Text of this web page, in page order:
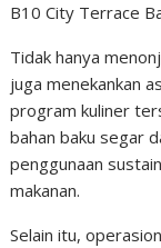
B10 City Terrace
Tidak hanya
juga menekankan
program kuliner
bahan baku segar
penggunaan
makanan.
Selain itu,